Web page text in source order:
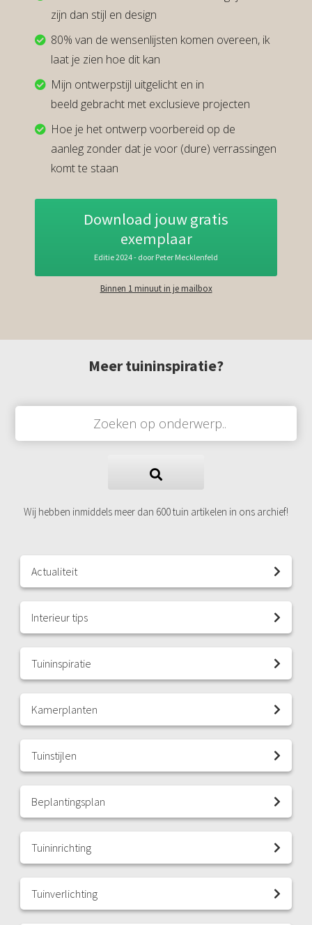
zijn dan stijl en design
80% van de wensenlijsten komen overeen, ik
laat je zien hoe dit kan
Mijn ontwerpstijl uitgelicht en in
beeld gebracht met exclusieve projecten
Hoe je het ontwerp voorbereid op de
aanleg zonder dat je voor (dure) verrassingen
komt te staan
Download jouw gratis
exemplaar
Editie 2024 - door Peter Mecklenfeld
Binnen 1 minuut in je mailbox
Meer tuininspiratie?
Wij hebben inmiddels meer dan 600 tuin artikelen in ons archief!
Actualiteit
Interieur tips
Tuininspiratie
Kamerplanten
Tuinstijlen
Beplantingsplan
Tuininrichting
Tuinverlichting